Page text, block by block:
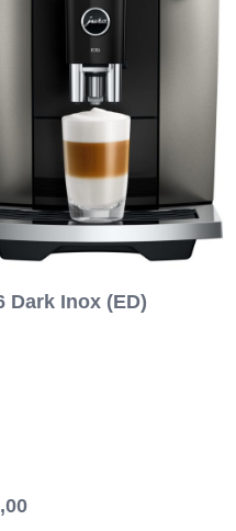
Dark Inox (ED)